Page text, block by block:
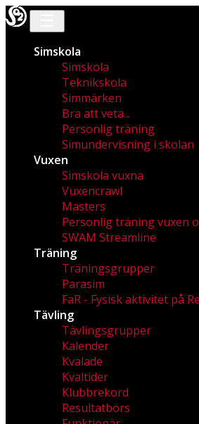
Simskola
Simskola
Teknikskola
Simmärken
Bra att veta...
Personlig träning
Simundervisning i skolan
Vuxen
Simskola vuxna
Vuxencrawl
Masters
Personlig träning vuxen
SWAM Streamline
Träning
Träningsgrupper
Parasim
FaR - Fysisk aktivitet på
Tävling
Tävlingsgrupper
Kalender
Kvalade
Kvaltider
Klubbrekord
Resultatbörs